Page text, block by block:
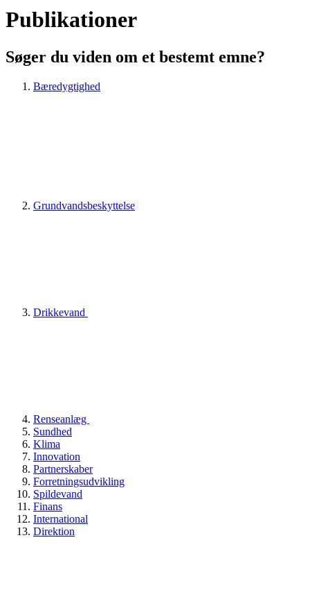
Publikationer
Søger du viden om et bestemt emne?
Bæredygtighed
Grundvandsbeskyttelse
Drikkevand
Renseanlæg
Sundhed
Klima
Innovation
Partnerskaber
Forretningsudvikling
Spildevand
Finans
International
Direktion